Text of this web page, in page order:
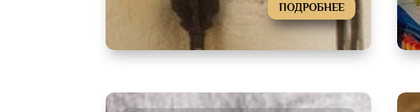
ПОДРОБНЕЕ